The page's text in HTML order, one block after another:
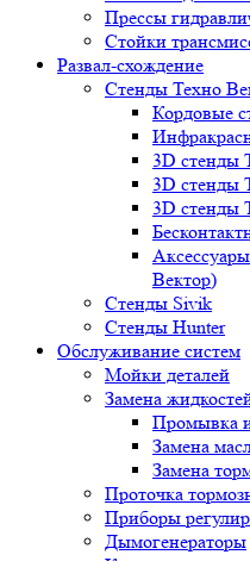
Прессы
Стойки
Развал-схождение
Стенды Техно
Кордовые
3D стенды
3D стенды
3D стенды
Вектор)
Стенды Sivik
Стенды Hunter
Обслуживание систем
Мойки деталей
Замена
Промывка
Замена
Замена
Проточка
Приборы
Дымогенераторы